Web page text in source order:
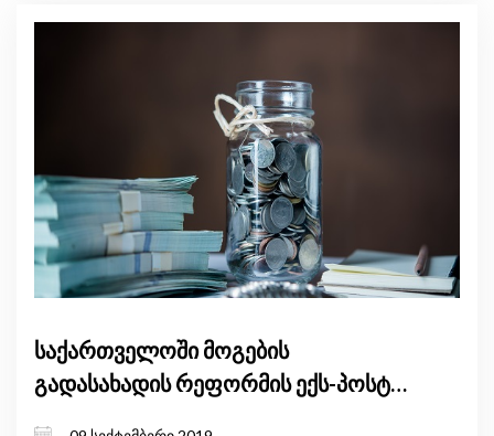
საქართველოში მოგების
გადასახადის რეფორმის ექს-პოსტ